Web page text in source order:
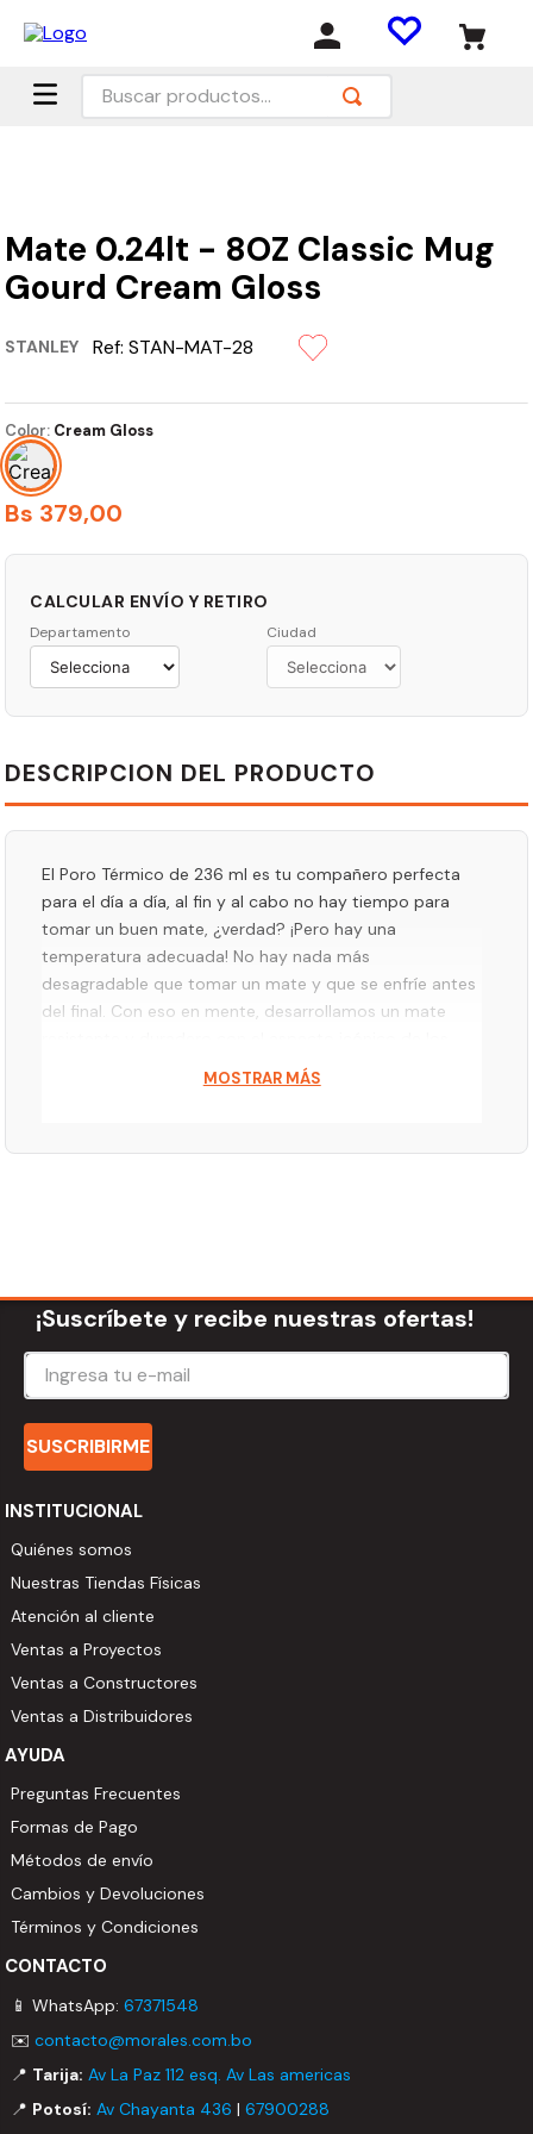
Buscar productos...
Mate 0.24lt - 8OZ Classic Mug
Gourd Cream Gloss
STANLEY Ref:STAN-MAT-28
Color: Cream Gloss
Bs 379,00
CALCULAR ENVÍO Y RETIRO
Departamento Ciudad
DESCRIPCION DEL PRODUCTO
El Poro Térmico de 236 ml es tu compañero perfecta
para el día a día, al fin y al cabo no hay tiempo para
tomar un buen mate, ¿verdad? ¡Pero hay una
temperatura adecuada! No hay nada más
desagradable que tomar un mate y que se enfríe antes
del final. Con eso en mente, desarrollamos un mate
productos Stanley que ya conoces.
forma de beber mate, tereré o chimarrão.
Características:
Producto extra-higiénico.
Mantiene la temperatura durante toda la cebada.
Libre de BPA. Apto para lavavajillas.
Medidas: 11 cm x 10cm x 7,5cm.
MOSTRAR MÁS
¡Suscríbete y recibe nuestras ofertas!
SUSCRIBIRME
INSTITUCIONAL
Quiénes somos
Nuestras Tiendas Físicas
Atención al cliente
Ventas a Proyectos
Ventas a Constructores
Ventas a Distribuidores
AYUDA
Preguntas Frecuentes
Formas de Pago
Métodos de envío
Cambios y Devoluciones
Términos y Condiciones
CONTACTO
📱 WhatsApp:67371548
✉️contacto@morales.com.bo
📍 Tarija: Av La Paz 112 esq. Av Las americas
📍 Potosí: Av Chayanta 436 |67900288